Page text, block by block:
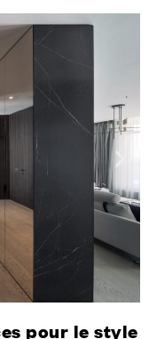
pour le style